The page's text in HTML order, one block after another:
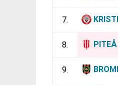
7.
8.
9.